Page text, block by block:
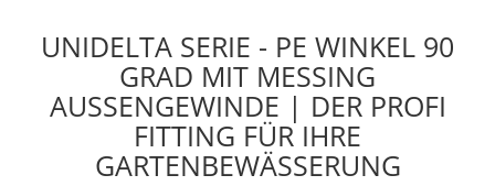
UNIDELTA SERIE - PE WINKEL 90
GRAD MIT MESSING
AUSSENGEWINDE | DER PROFI F
ITTING FÜR IHRE G
ARTENBEWÄSSERUNG